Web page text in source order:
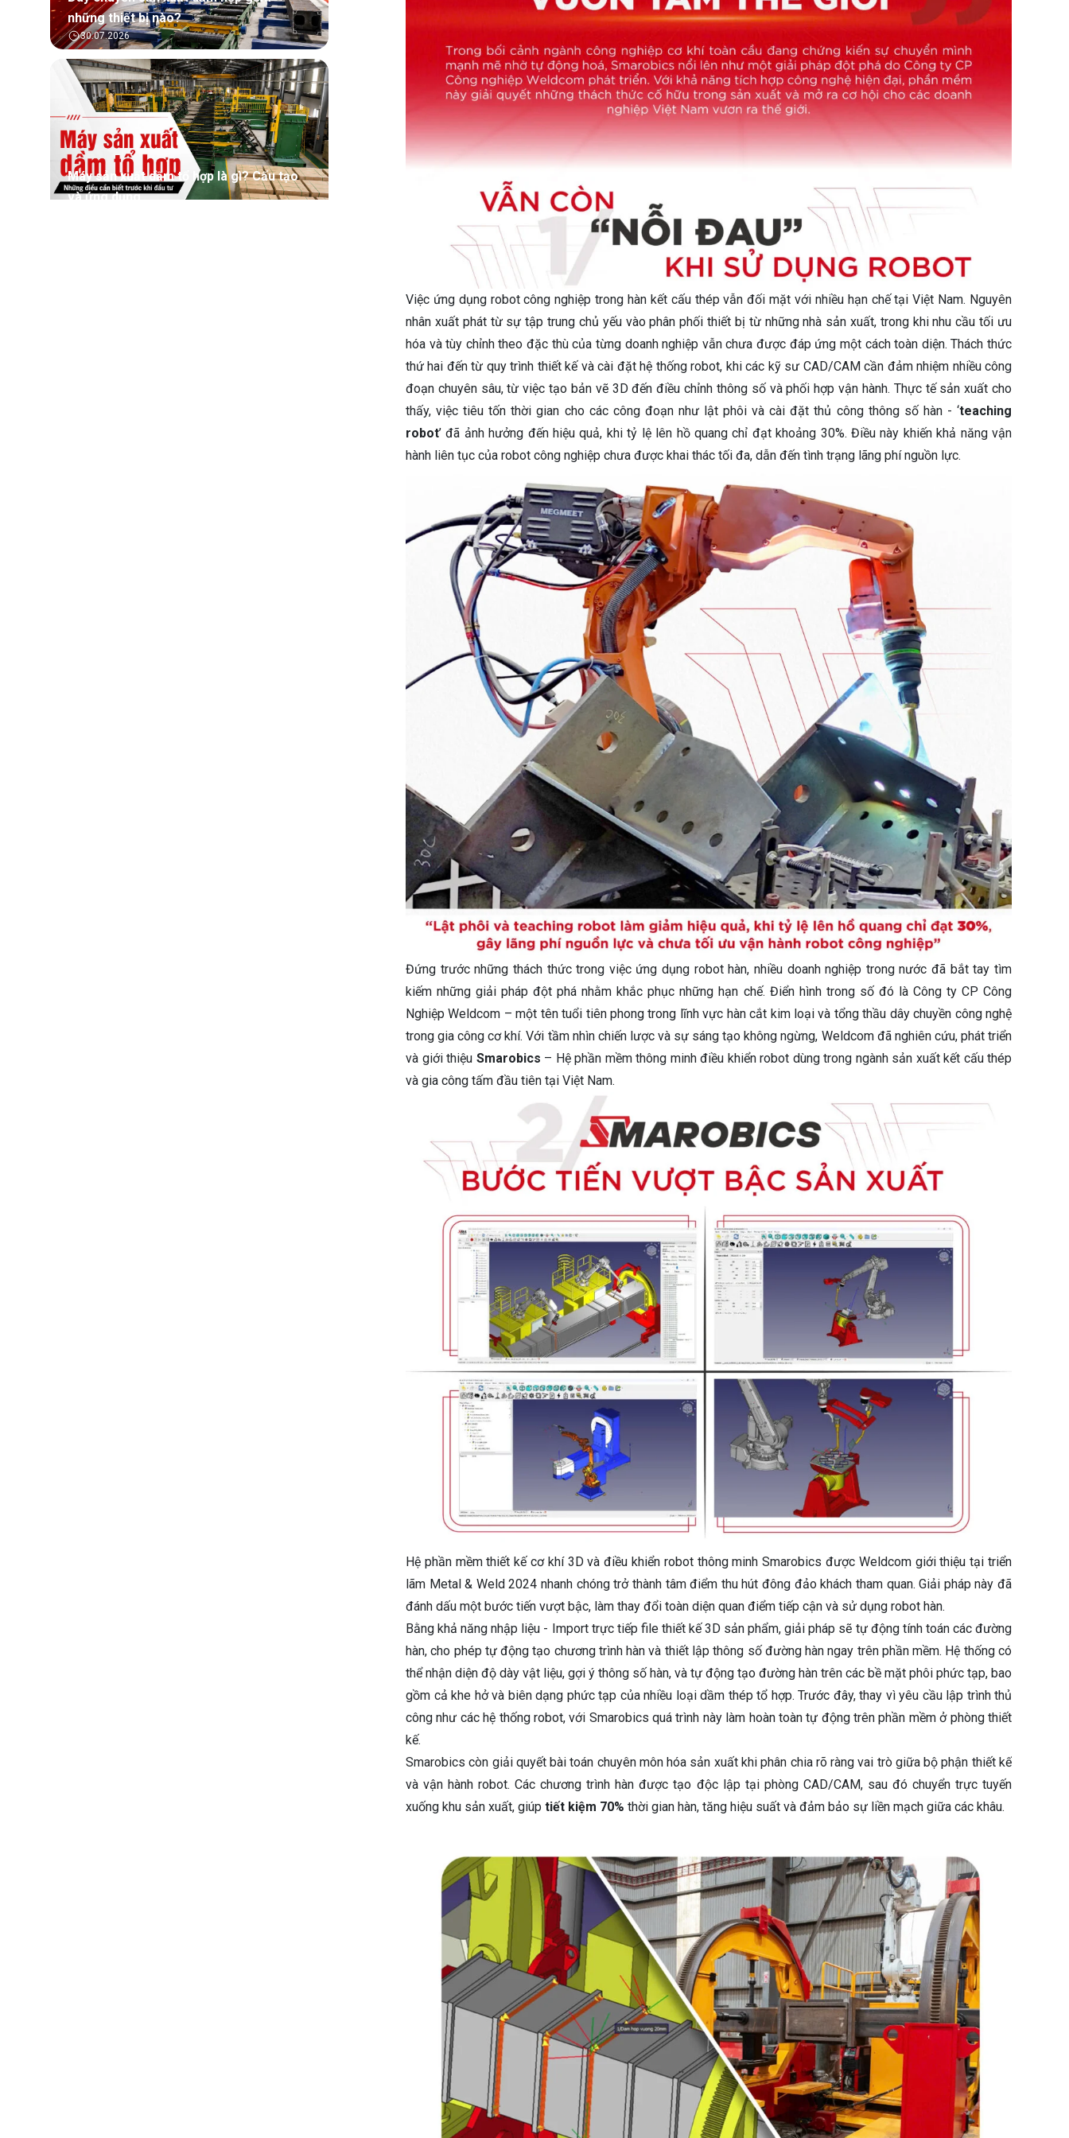
những thiết bị nào?
30.07.2026
Máy sản xuất dầm tổ hợp là gì? Cấu tạo
và ứng dụng
Việc ứng dụng robot công nghiệp trong hàn kết cấu thép vẫn đối mặt với nhiều hạn chế tại Việt Nam. Nguyên
nhân xuất phát từ sự tập trung chủ yếu vào phân phối thiết bị từ những nhà sản xuất, trong khi nhu cầu tối ưu
hóa và tùy chỉnh theo đặc thù của từng doanh nghiệp vẫn chưa được đáp ứng một cách toàn diện. Thách thức
thứ hai đến từ quy trình thiết kế và cài đặt hệ thống robot, khi các kỹ sư CAD/CAM cần đảm nhiệm nhiều công
đoạn chuyên sâu, từ việc tạo bản vẽ 3D đến điều chỉnh thông số và phối hợp vận hành. Thực tế sản xuất cho
thấy, việc tiêu tốn thời gian cho các công đoạn như lật phôi và cài đặt thủ công thông số hàn - ‘teaching
robot’ đã ảnh hưởng đến hiệu quả, khi tỷ lệ lên hồ quang chỉ đạt khoảng 30%. Điều này khiến khả năng vận
hành liên tục của robot công nghiệp chưa được khai thác tối đa, dẫn đến tình trạng lãng phí nguồn lực.
Đứng trước những thách thức trong việc ứng dụng robot hàn, nhiều doanh nghiệp trong nước đã bắt tay tìm
kiếm những giải pháp đột phá nhằm khắc phục những hạn chế. Điển hình trong số đó là Công ty CP Công
Nghiệp Weldcom – một tên tuổi tiên phong trong lĩnh vực hàn cắt kim loại và tổng thầu dây chuyền công nghệ
trong gia công cơ khí. Với tầm nhìn chiến lược và sự sáng tạo không ngừng, Weldcom đã nghiên cứu, phát triển
và giới thiệu Smarobics – Hệ phần mềm thông minh điều khiển robot dùng trong ngành sản xuất kết cấu thép
và gia công tấm đầu tiên tại Việt Nam.
Hệ phần mềm thiết kế cơ khí 3D và điều khiển robot thông minh Smarobics được Weldcom giới thiệu tại triển
lãm Metal & Weld 2024 nhanh chóng trở thành tâm điểm thu hút đông đảo khách tham quan. Giải pháp này đã
đánh dấu một bước tiến vượt bậc, làm thay đổi toàn diện quan điểm tiếp cận và sử dụng robot hàn.
Bằng khả năng nhập liệu - Import trực tiếp file thiết kế 3D sản phẩm, giải pháp sẽ tự động tính toán các đường
hàn, cho phép tự động tạo chương trình hàn và thiết lập thông số đường hàn ngay trên phần mềm. Hệ thống có
thể nhận diện độ dày vật liệu, gợi ý thông số hàn, và tự động tạo đường hàn trên các bề mặt phôi phức tạp, bao
gồm cả khe hở và biên dạng phức tạp của nhiều loại dầm thép tổ hợp. Trước đây, thay vì yêu cầu lập trình thủ
công như các hệ thống robot, với Smarobics quá trình này làm hoàn toàn tự động trên phần mềm ở phòng thiết
kế.
Smarobics còn giải quyết bài toán chuyên môn hóa sản xuất khi phân chia rõ ràng vai trò giữa bộ phận thiết kế
và vận hành robot. Các chương trình hàn được tạo độc lập tại phòng CAD/CAM, sau đó chuyển trực tuyến
xuống khu sản xuất, giúp tiết kiệm 70% thời gian hàn, tăng hiệu suất và đảm bảo sự liền mạch giữa các khâu.